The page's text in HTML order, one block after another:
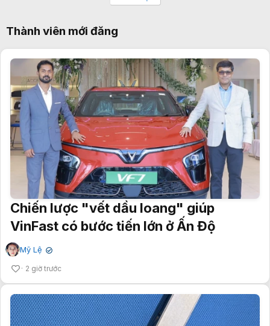
Thành viên mới đăng
Chiến lược "vết dầu loang" giúp
VinFast có bước tiến lớn ở Ấn Độ
Mỹ Lệ ✔
2 giờ trước